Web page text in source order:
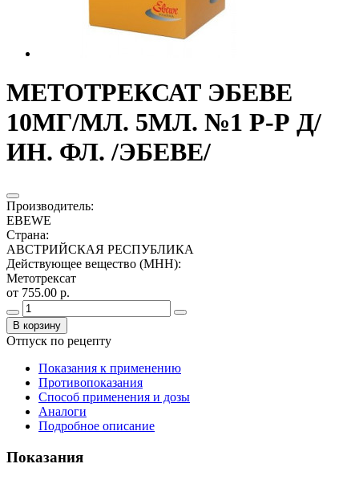
МЕТОТРЕКСАТ ЭБЕВЕ
10МГ/МЛ. 5МЛ. №1 Р-Р Д/
ИН. ФЛ. /ЭБЕВЕ/
Производитель:
EBEWE
Страна:
АВСТРИЙСКАЯ РЕСПУБЛИКА
Действующее вещество (МНН):
Метотрексат
от 755.00 р.
В корзину
Отпуск по рецепту
Показания к применению
Противопоказания
Способ применения и дозы
Аналоги
Подробное описание
Показания